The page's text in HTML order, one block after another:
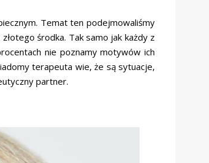
Temat ten podejmowaliśmy
środka. Tak samo jak każdy z
nie poznamy motywów ich
terapeuta wie, że są sytuacje,
partner.